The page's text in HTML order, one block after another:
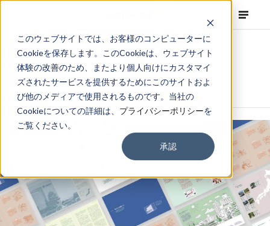
このウェブサイトでは、お客様のコンピューターに
Cookieを保存します。このCookieは、ウェブサイト
体験の改善のため、またより個人向けにカスタマイ
ズされたサービスを提供するためにこのサイトおよ
び他のメディアで使用されるものです。当社の
Cookieについての詳細は、 プライバシーポリシーを
ご覧ください。
承認
News
ロフトワークからお届けするニュースとトピック